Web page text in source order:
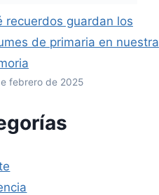
recuerdos guardan los
de primaria en nuestra
febrero de 2025